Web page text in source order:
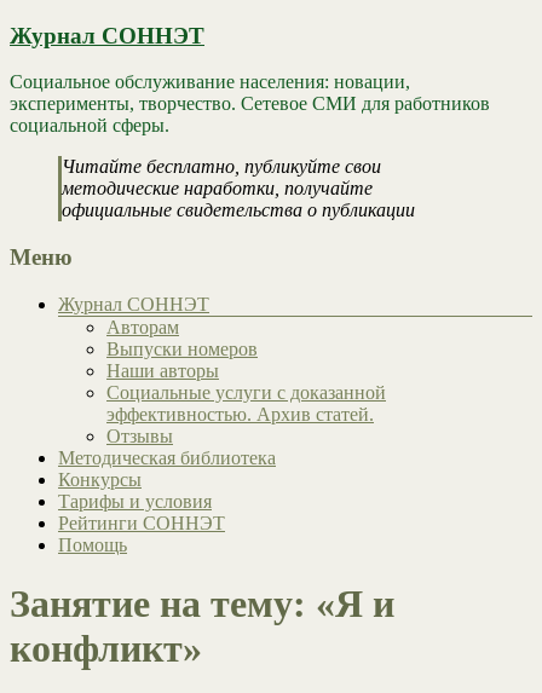
Журнал СОННЭТ
Социальное обслуживание населения: новации,
эксперименты, творчество. Сетевое СМИ для работников
социальной сферы.
Читайте бесплатно, публикуйте свои
методические наработки, получайте
официальные свидетельства о публикации
Меню
Журнал СОННЭТ
Авторам
Выпуски номеров
Наши авторы
Социальные услуги с доказанной
эффективностью. Архив статей.
Отзывы
Методическая библиотека
Конкурсы
Тарифы и условия
Рейтинги СОННЭТ
Помощь
Занятие на тему: «Я и
конфликт»